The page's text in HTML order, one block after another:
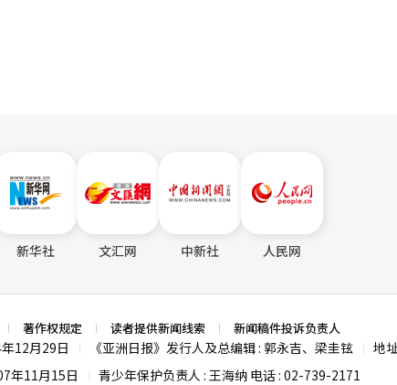
校单独能够解决的问题。 近年来，韩国社会长期存
化表达不断升级等现象。成年人世界里的对立情绪，正通过互联
化表达和情绪化叙事，青少年也更容易将这种沟通方式带入现实
语言背后的社会语境，辨别娱乐与歧视、表达自由与公共责任之
，如何帮助青少年建立独立思考和理性表达能力，将成为韩国教
新华社 文汇网 中新社 人民网
著作权规定 读者提供新闻线索 新闻稿件投诉负责人
12月29日 《亚洲日报》发行人及总编辑 : 郭永吉、梁圭铉
地
年11月15日 青少年保护负责人 : 王海纳 电话 : 02-739-2171